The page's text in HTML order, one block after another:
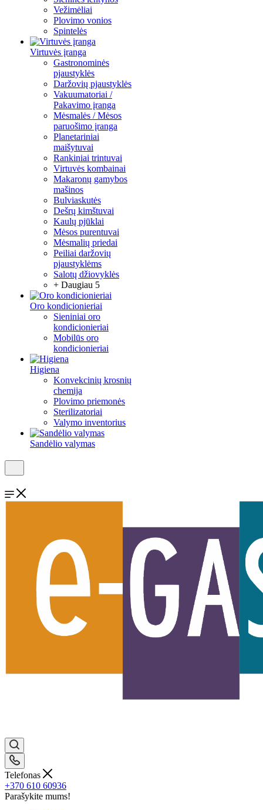
Vežimėliai
Plovimo vonios
Spintelės
Virtuvės įranga
Gastronominės
pjaustyklės
Daržovių pjaustyklės
Vakuumatoriai /
Pakavimo įranga
Mėsmalės / Mėsos
paruošimo įranga
Planetariniai
maišytuvai
Rankiniai trintuvai
Virtuvės kombainai
Makaronų gamybos
mašinos
Bulviaskutės
Dešrų kimštuvai
Kaulų pjūklai
Mėsos purentuvai
Mėsmalių priedai
Peiliai daržovių
pjaustyklėms
Salotų džiovyklės
+ Daugiau 5
Oro kondicionieriai
Sieniniai oro
kondicionieriai
Mobilūs oro
kondicionieriai
Higiena
Konvekcinių krosnių
chemija
Plovimo priemonės
Sterilizatoriai
Valymo inventorius
Sandėlio valymas
Telefonas
+370 610 60936
Parašykite mums!